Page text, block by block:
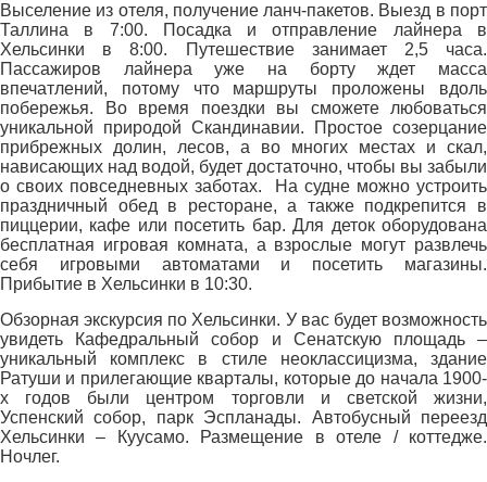
Выселение из отеля, получение ланч-пакетов. Выезд в порт
Таллина в 7:00. Посадка и отправление лайнера в
Хельсинки в 8:00. Путешествие занимает 2,5 часа.
Пассажиров лайнера уже на борту ждет масса
впечатлений, потому что маршруты проложены вдоль
побережья. Во время поездки вы сможете любоваться
уникальной природой Скандинавии. Простое созерцание
прибрежных долин, лесов, а во многих местах и скал,
нависающих над водой, будет достаточно, чтобы вы забыли
о своих повседневных заботах. На судне можно устроить
праздничный обед в ресторане, а также подкрепится в
пиццерии, кафе или посетить бар. Для деток оборудована
бесплатная игровая комната, а взрослые могут развлечь
себя игровыми автоматами и посетить магазины.
Прибытие в Хельсинки в 10:30.
Обзорная экскурсия по Хельсинки. У вас будет возможность
увидеть Кафедральный собор и Сенатскую площадь –
уникальный комплекс в стиле неоклассицизма, здание
Ратуши и прилегающие кварталы, которые до начала 1900-
х годов были центром торговли и светской жизни,
Успенский собор, парк Эспланады. Автобусный переезд
Хельсинки – Куусамо. Размещение в отеле / коттедже.
Ночлег.